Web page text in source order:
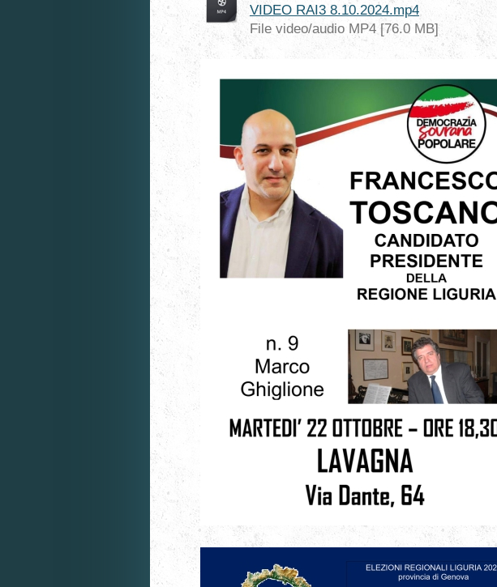
VIDEO RAI3 8.10.2024.mp4
File video/audio MP4 [76.0 MB]